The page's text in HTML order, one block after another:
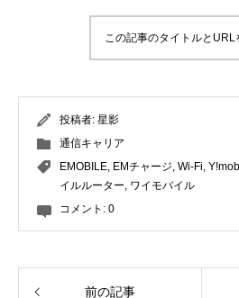
この記事のタイトルとURL
投稿者: 星影
通信キャリア
EMOBILE, EMチャージ, Wi-Fi,
イルルーター, ワイモバイル
コメント: 0
前の記事